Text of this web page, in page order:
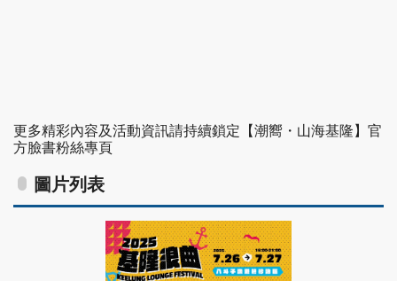
更多精彩內容及活動資訊請持續鎖定【潮嚮・山海基隆】官
方臉書粉絲專頁
圖片列表